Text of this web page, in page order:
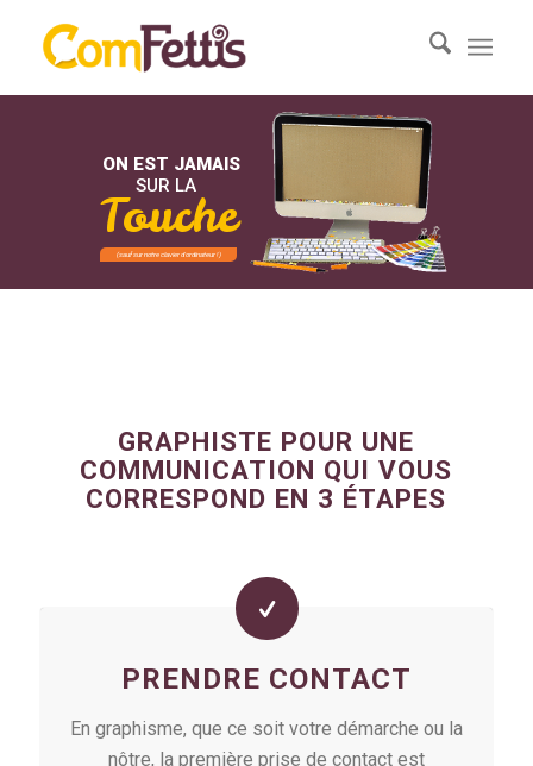
ON EST JAMAIS
SUR LA
Touche
(sauf sur notre clavier d'ordinateur !)
GRAPHISTE POUR UNE
COMMUNICATION QUI VOUS
CORRESPOND EN 3 ÉTAPES
PRENDRE CONTACT
En graphisme, que ce soit votre démarche ou la
nôtre, la première prise de contact est